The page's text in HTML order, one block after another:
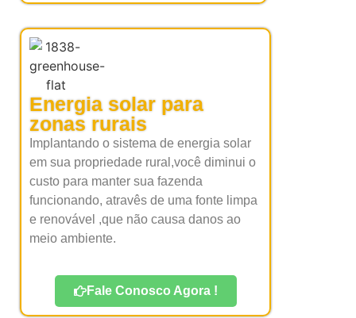
Energia solar para
zonas rurais
Implantando o sistema de energia solar
em sua propriedade rural,você diminui o
custo para manter sua fazenda
funcionando, atravês de uma fonte limpa
e renovável ,que não causa danos ao
meio ambiente.
Fale Conosco Agora !